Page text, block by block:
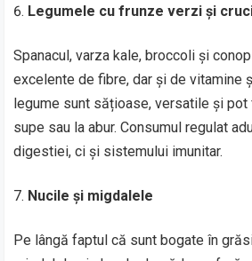
Legumele cu frunze verzi și
Spanacul, varza kale, broccoli și
excelente de fibre, dar și de vitamine
legume sunt sățioase, versatile și pot
supe sau la abur. Consumul regulat
digestiei, ci și sistemului imunitar.
Nucile și migdalele
Pe lângă faptul că sunt bogate în